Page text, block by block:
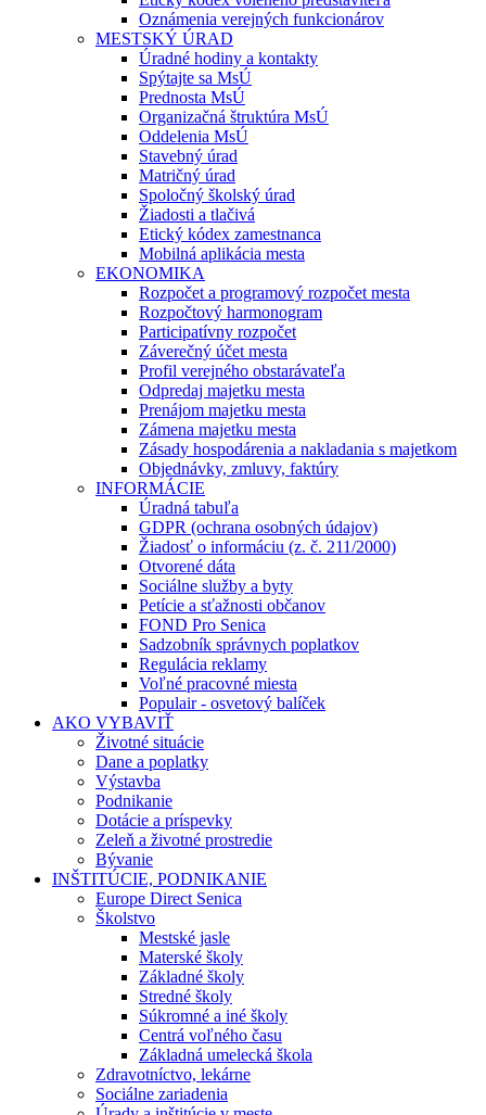
Oznámenia verejných funkcionárov
MESTSKÝ ÚRAD
Úradné hodiny a kontakty
Spýtajte sa MsÚ
Prednosta MsÚ
Organizačná štruktúra MsÚ
Oddelenia MsÚ
Stavebný úrad
Matričný úrad
Spoločný školský úrad
Žiadosti a tlačivá
Etický kódex zamestnanca
Mobilná aplikácia mesta
EKONOMIKA
Rozpočet a programový rozpočet mesta
Rozpočtový harmonogram
Participatívny rozpočet
Záverečný účet mesta
Profil verejného obstarávateľa
Odpredaj majetku mesta
Prenájom majetku mesta
Zámena majetku mesta
Zásady hospodárenia a nakladania s majetkom
Objednávky, zmluvy, faktúry
INFORMÁCIE
Úradná tabuľa
GDPR (ochrana osobných údajov)
Žiadosť o informáciu (z. č. 211/2000)
Otvorené dáta
Sociálne služby a byty
Petície a sťažnosti občanov
FOND Pro Senica
Sadzobník správnych poplatkov
Regulácia reklamy
Voľné pracovné miesta
Populair - osvetový balíček
AKO VYBAVIŤ
Životné situácie
Dane a poplatky
Výstavba
Podnikanie
Dotácie a príspevky
Zeleň a životné prostredie
Bývanie
INŠTITÚCIE, PODNIKANIE
Europe Direct Senica
Školstvo
Mestské jasle
Materské školy
Základné školy
Stredné školy
Súkromné a iné školy
Centrá voľného času
Základná umelecká škola
Zdravotníctvo, lekárne
Sociálne zariadenia